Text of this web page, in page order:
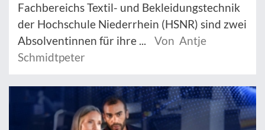
Fachbereichs Textil- und Bekleidungstechnik
der Hochschule Niederrhein (HSNR) sind zwei
Absolventinnen für ihre ...
Von Antje
Schmidtpeter